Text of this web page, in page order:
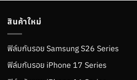
สินค้าใหม่
ฟิล์มกันรอย Samsung S26 Series
ฟิล์มกันรอย iPhone 17 Series